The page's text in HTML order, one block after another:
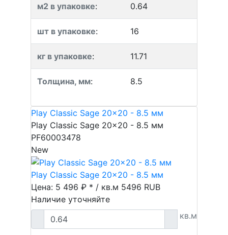
м2 в упаковке: 0.64
шт в упаковке: 16
кг в упаковке: 11.71
Толщина, мм: 8.5
Play Classic Sage 20x20 - 8.5 мм
Play Classic Sage 20x20 - 8.5 мм
PF60003478
New
Play Classic Sage 20x20 - 8.5 мм
Цена: 5 496 ₽ * / кв.м 5496 RUB
Наличие уточняйте
кв.м